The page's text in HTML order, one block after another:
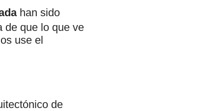
han sido
de que lo que ve
use el
de